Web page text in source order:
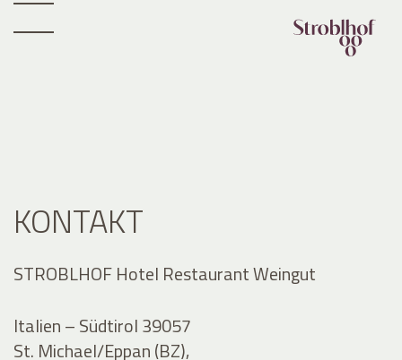
KONTAKT
STROBLHOF Hotel Restaurant Weingut
Italien – Südtirol 39057
St. Michael/Eppan (BZ),